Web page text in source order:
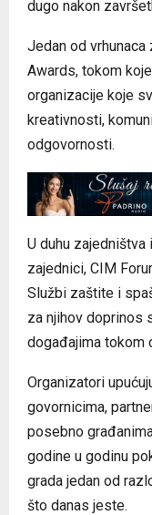
dugo nakon
Jedan od
Awards, tokom
organizacije koje
kreativnosti,
odgovornosti.
U duhu
zajednici, CIM
Službi zaštite i
za njihov doprinos
događajima tokom
Organizatori
govornicima,
posebno
godine u godinu
grada jedan od
što danas jeste.